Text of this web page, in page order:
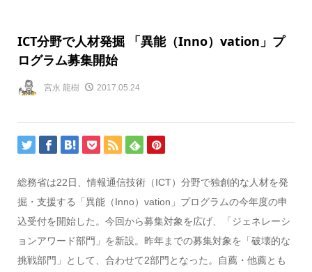
ICT分野で人材発掘 「異能（Inno）vation」プ
ログラム募集開始
宮永 龍樹 2017.05.24
総務省は22日、情報通信技術（ICT）分野で独創的な人材を発
掘・支援する「異能（Inno）vation」プログラムの今年度の申
込受付を開始した。今回から募集対象を広げ、「ジェネレーシ
ョンアワード部門」を新設。昨年までの募集対象を「破壊的な
挑戦部門」として、合わせて2部門となった。自薦・他薦とも